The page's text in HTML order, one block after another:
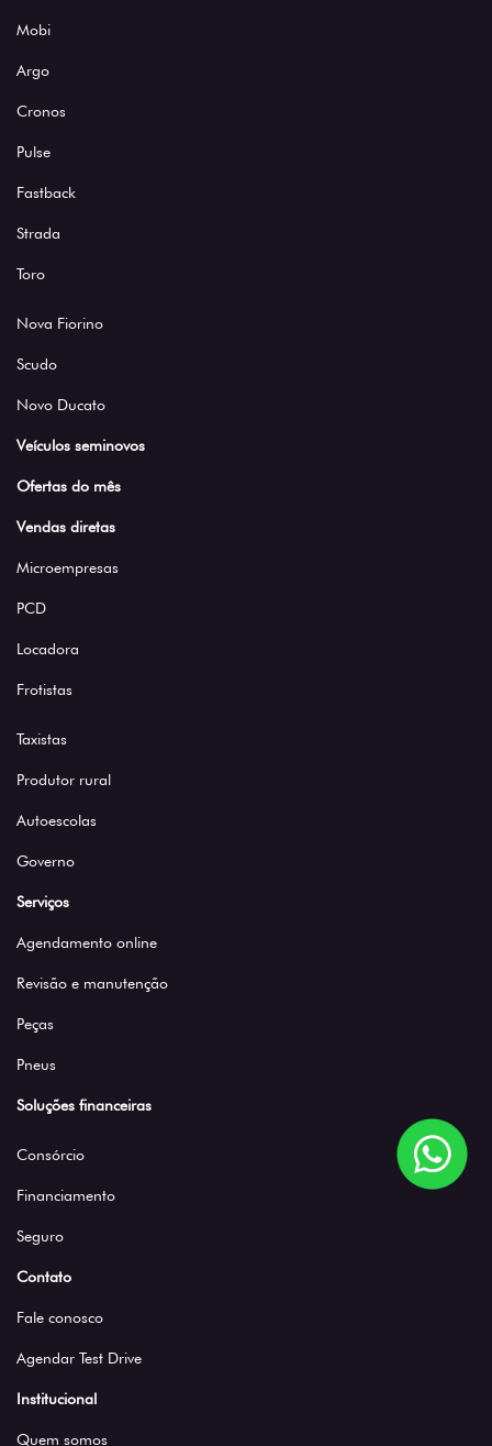
Mobi
Argo
Cronos
Pulse
Fastback
Strada
Toro
Nova Fiorino
Scudo
Novo Ducato
Veículos seminovos
Ofertas do mês
Vendas diretas
Microempresas
PCD
Locadora
Frotistas
Taxistas
Produtor rural
Autoescolas
Governo
Serviços
Agendamento online
Revisão e manutenção
Peças
Pneus
Soluções financeiras
Consórcio
Financiamento
Seguro
Contato
Fale conosco
Agendar Test Drive
Institucional
Quem somos